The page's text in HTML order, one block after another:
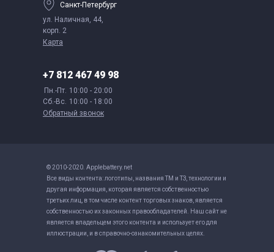
Санкт-Петербург
ул. Наличная, 44,
корп. 2
Карта
+7 812 467 49 98
Пн.-Пт. 10:00 - 20:00
Сб.-Вс. 10:00 - 18:00
Обратный звонок
© 2010-2020. Applebattery.net
Все виды контента: логотипы, названия ТМ и ТЗ, технологии и
другая информация, которая является собственностью
третьих лиц, в том числе контент торговых знаков, является
собственностью их законных правообладателей. Наш сайт не
является владельцем этого контента и использует его для
иллюстрации, и в справочно-ознакомительных целях.